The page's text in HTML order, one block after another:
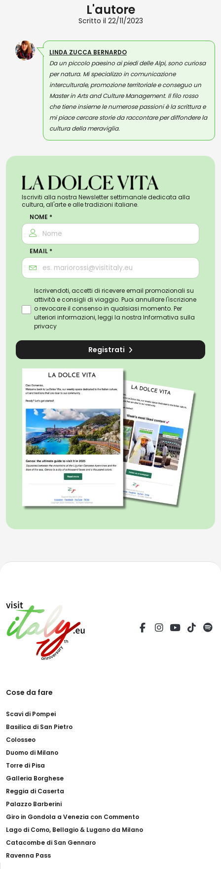
L'autore
Scritto il 22/11/2023
LINDA ZUCCA BERNARDO
Da un piccolo paesino ai piedi delle Alpi, sono curiosa
per natura. Mi specializzo in comunicazione
interculturale, promozione territoriale e conseguo un
Master in Arts and Culture Management. Il filo rosso
che tiene insieme le numerose passioni è la scrittura e
mi piace cercare storie da raccontare per diffondere la
cultura della meraviglia.
Iscriviti alla nostra Newsletter settimanale dedicata alla
cultura, all'arte e alle tradizioni italiane.
NOME *
EMAIL *
Iscrivendoti, accetti di ricevere email promozionali su
attività e consigli di viaggio. Puoi annullare l'iscrizione
o revocare il consenso in qualsiasi momento. Per
ulteriori informazioni, leggi la nostra Informativa sulla
privacy
Registrati
Cose da fare
Scavi di Pompei
Basilica di San Pietro
Colosseo
Duomo di Milano
Torre di Pisa
Galleria Borghese
Reggia di Caserta
Palazzo Barberini
Giro in Gondola a Venezia con Commento
Lago di Como, Bellagio & Lugano da Milano
Catacombe di San Gennaro
Ravenna Pass